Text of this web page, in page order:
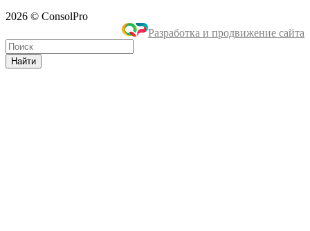
2026 © ConsolPro
Разработка и продвижение сайта
Найти